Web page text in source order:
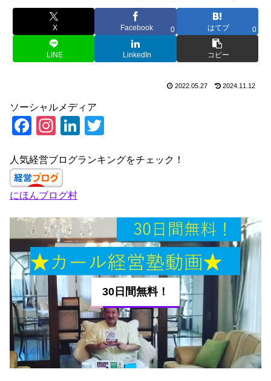
X Facebook 0 はてブ 0
LINE LinkedIn コピー
2022.05.27 2024.11.12
ソーシャルメディア
F
c
e
b
o
o
k
In
a
gr
a
m
Li
k
n
tt
人気経営ブログランキングをチェック！
にほんブログ村
30日間無料！